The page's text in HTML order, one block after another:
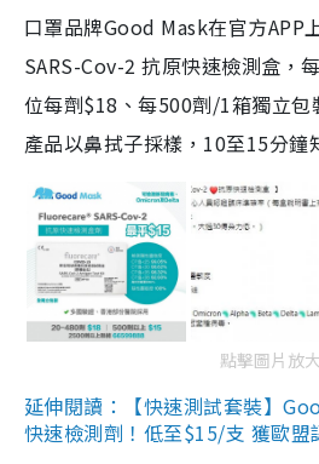
口罩品牌Good Mask在官方
SARS-Cov-2 抗原快速檢測盒，
位每劑$18、每500劑/1箱獨立包
產品以鼻拭子採樣，10至15分鐘
點擊圖片放大
延伸閱讀：【快速測試套裝】
快速檢測劑！低至$15/支 獲歐盟